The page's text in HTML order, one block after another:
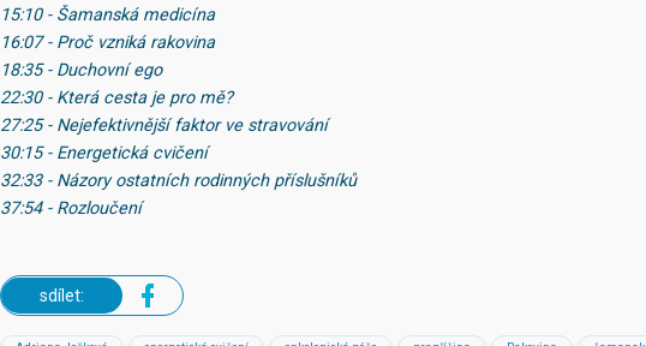
15:10 - Šamanská medicína
16:07 - Proč vzniká rakovina
18:35 - Duchovní ego
22:30 - Která cesta je pro mě?
27:25 - Nejefektivnější faktor ve stravování
30:15 - Energetická cvičení
32:33 - Názory ostatních rodinných příslušníků
37:54 - Rozloučení
sdílet: